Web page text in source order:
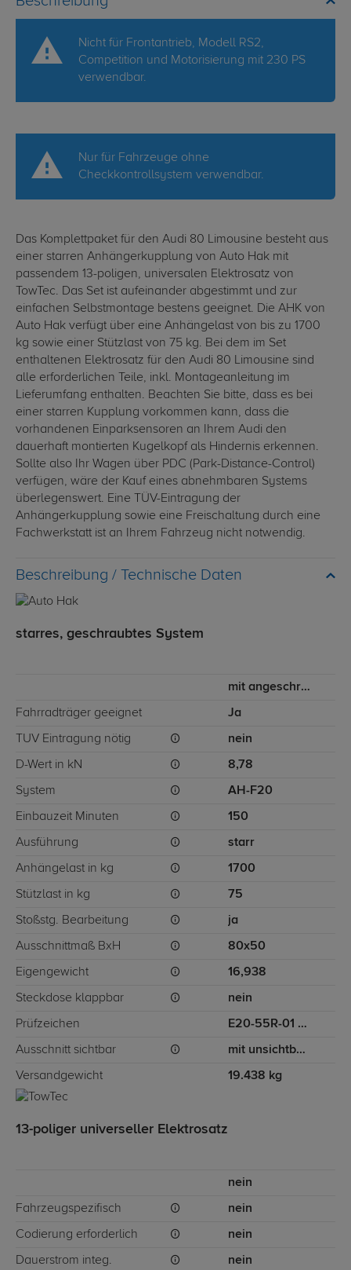
Nicht für Frontantrieb, Modell RS2,
Competition und Motorisierung mit 230 PS
verwendbar.
Nur für Fahrzeuge ohne
Checkkontrollsystem verwendbar.
Das Komplettpaket für den Audi 80 Limousine besteht aus
einer starren Anhängerkupplung von Auto Hak mit
passendem 13-poligen, universalen Elektrosatz von
TowTec. Das Set ist aufeinander abgestimmt und zur
einfachen Selbstmontage bestens geeignet. Die AHK von
Auto Hak verfügt über eine Anhängelast von bis zu 1700
kg sowie einer Stützlast von 75 kg. Bei dem im Set
enthaltenen Elektrosatz für den Audi 80 Limousine sind
alle erforderlichen Teile, inkl. Montageanleitung im
Lieferumfang enthalten. Beachten Sie bitte, dass es bei
einer starren Kupplung vorkommen kann, dass die
vorhandenen Einparksensoren an Ihrem Audi den
dauerhaft montierten Kugelkopf als Hindernis erkennen.
Sollte also Ihr Wagen über PDC (Park-Distance-Control)
verfügen, wäre der Kauf eines abnehmbaren Systems
überlegenswert. Eine TÜV-Eintragung der
Anhängerkupplung sowie eine Freischaltung durch eine
Fachwerkstatt ist an Ihrem Fahrzeug nicht notwendig.
Technische Daten
starres, geschraubtes System
mit angeschraubtem Kugelkopf
Fahrradträger geeignet Ja
TÜV Eintragung nötig nein
D-Wert in kN 8,78
System AH-F20
Einbauzeit Minuten 150
Ausführung starr
Anhängelast in kg 1700
Stützlast in kg 75
Stoßstg. Bearbeitung ja
Ausschnittmaß BxH 80x50
Eigengewicht 16,938
Steckdose klappbar nein
Prüfzeichen E20-55R-01 1079
Ausschnitt sichtbar mit unsichtbarem Ausschnitt für Stoßstange
Versandgewicht 19.438 kg
13-poliger universeller Elektrosatz
nein
Fahrzeugspezifisch nein
Codierung erforderlich nein
Dauerstrom integ. nein